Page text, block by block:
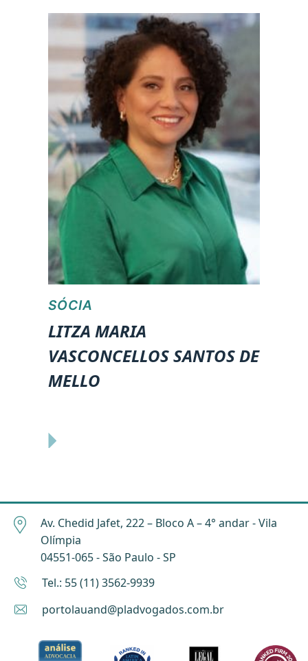
SÓCIA
LITZA MARIA
VASCONCELLOS SANTOS DE
MELLO
Av. Chedid Jafet, 222 – Bloco A – 4° andar - Vila
Olímpia
04551-065 - São Paulo - SP
Tel.: 55 (11) 3562-9939
portolauand@pladvogados.com.br